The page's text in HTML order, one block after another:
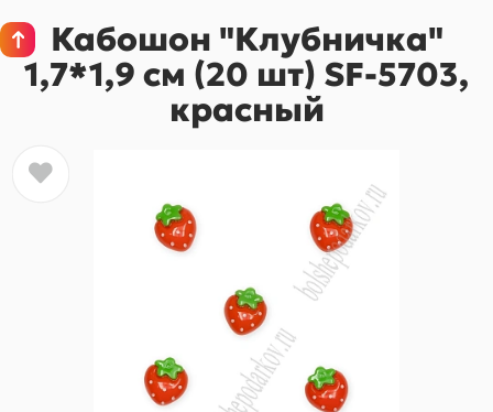
Кабошон "Клубничка"
1,7*1,9 см (20 шт) SF-5703,
красный